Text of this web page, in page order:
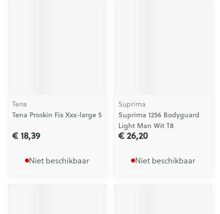
Tena
Tena Proskin Fix Xxx-large 5
€ 18,39
Niet beschikbaar
Suprima
Suprima 1256 Bodyguard
Light Man Wit T8
€ 26,20
Niet beschikbaar